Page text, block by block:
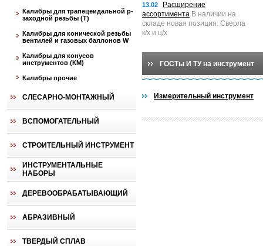
Калибры для трапецеидальной p-
заходной резьбы (T)
Калибры для конической резьбы
вентилей и газовых баллонов W
Калибры для конусов
инструментов (КМ)
Калибры прочие
СЛЕСАРНО-МОНТАЖНЫЙ
ВСПОМОГАТЕЛЬНЫЙ
СТРОИТЕЛЬНЫЙ ИНСТРУМЕНТ
ИНСТРУМЕНТАЛЬНЫЕ
НАБОРЫ
ДЕРЕВООБРАБАТЫВАЮЩИЙ
АБРАЗИВНЫЙ
ТВЕРДЫЙ СПЛАВ
13.02
Расширение
ассортимента В наличии на
складе новая позиция: Сверла
к/х и ц/х
ГОСТы И ТУ на инструмент
Измерительный инструмент